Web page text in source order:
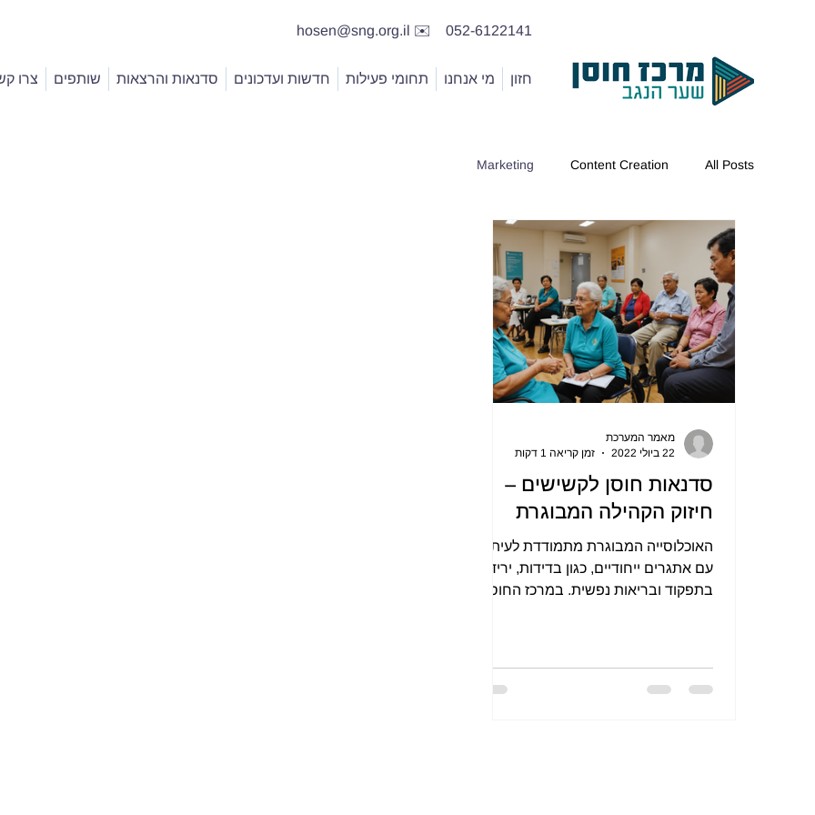
חזון מי אנחנו תחומי פעילות חדשות ועדכונים סדנאות והרצאות שותפים צרו
052-6122141
✉️ hosen@sng.org.il
All Posts
Content Creation
Marketing
סדנאות חוסן לקשישים –
חיזוק הקהילה המבוגרת
האוכלוסייה המבוגרת מתמודדת לעיתים
עם אתגרים ייחודיים, כגון בדידות, ירידה
בתפקוד ובריאות נפשית. במרכז החוסן
מאמר המערכת
22 ביולי 2022
זמן קריאה 1 דקות